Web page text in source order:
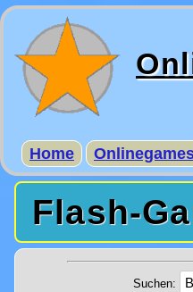
Home
Flash-
Suchen: